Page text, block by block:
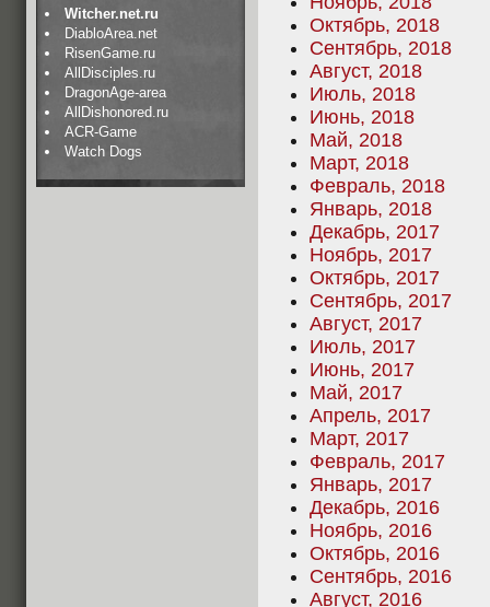
Witcher.net.ru
DiabloArea.net
RisenGame.ru
AllDisciples.ru
DragonAge-area
AllDishonored.ru
ACR-Game
Watch Dogs
Октябрь, 2018
Сентябрь, 2018
Август, 2018
Июль, 2018
Июнь, 2018
Май, 2018
Март, 2018
Февраль, 2018
Январь, 2018
Декабрь, 2017
Ноябрь, 2017
Октябрь, 2017
Сентябрь, 2017
Август, 2017
Июль, 2017
Июнь, 2017
Май, 2017
Апрель, 2017
Март, 2017
Февраль, 2017
Январь, 2017
Декабрь, 2016
Ноябрь, 2016
Октябрь, 2016
Сентябрь, 2016
Август, 2016